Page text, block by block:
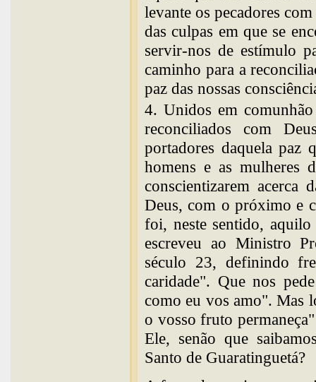
levante os pecadores
das culpas em que se
servir-nos de estímulo
caminho para a
paz das nossas
4. Unidos em
reconciliados com
portadores daquela paz
homens e as mulheres
conscientizarem acerca
Deus, com o próximo e
foi, neste sentido,
escreveu ao Ministro
século 23, definindo
caridade". Que nos
como eu vos amo". Mas
o vosso fruto
Ele, senão que
Santo de Guaratinguetá?